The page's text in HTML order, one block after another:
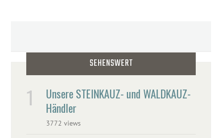
SEHENSWERT
Unsere STEINKAUZ- und WALDKAUZ-
Händler
3772 views